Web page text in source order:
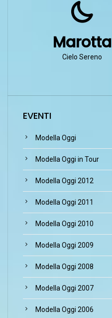
Marotta
Cielo Sereno
EVENTI
Modella Oggi
Modella Oggi in Tour
Modella Oggi 2012
Modella Oggi 2011
Modella Oggi 2010
Modella Oggi 2009
Modella Oggi 2008
Modella Oggi 2007
Modella Oggi 2006